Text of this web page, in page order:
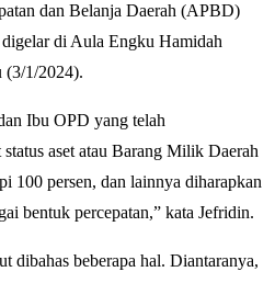
dan Belanja Daerah (APBD)
di Aula Engku Hamidah
(3/1/2024).
Ibu OPD yang telah
aset atau Barang Milik Daerah
100 persen, dan lainnya diharapkan
bentuk percepatan,” kata Jefridin.
dibahas beberapa hal. Diantaranya,